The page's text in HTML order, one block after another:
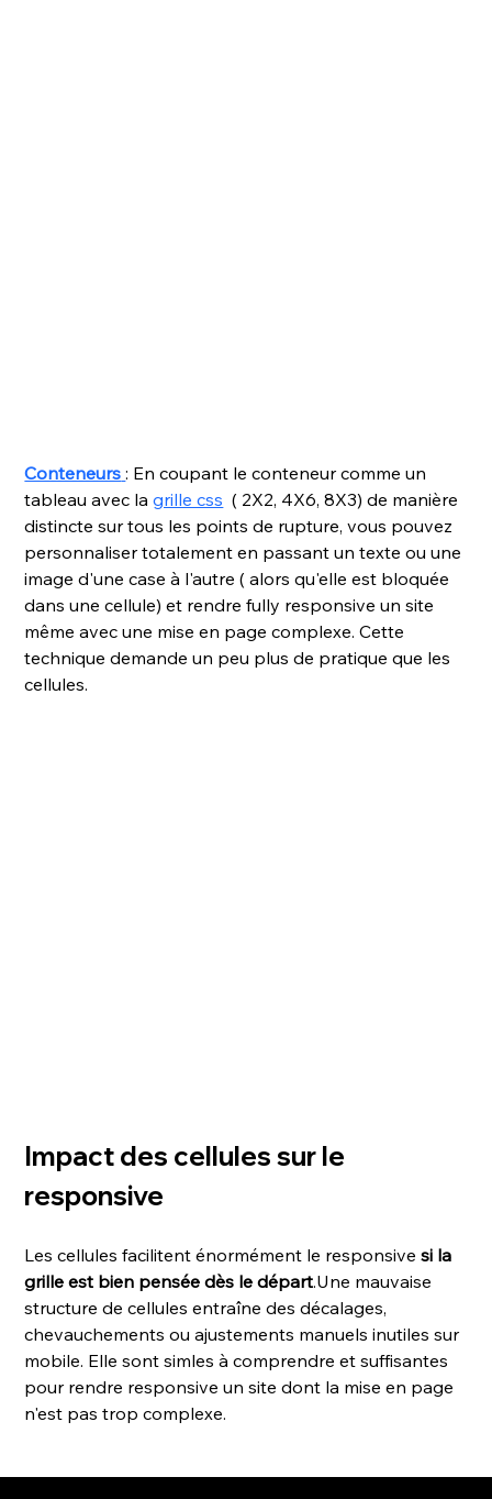
Conteneurs : En coupant le conteneur comme un
tableau avec la grille css
  ( 2X2, 4X6, 8X3) de manière
distincte sur tous les points de rupture, vous pouvez
personnaliser totalement en passant un texte ou une
image d'une case à l'autre ( alors qu'elle est bloquée
dans une cellule) et rendre fully responsive un site
même avec une mise en page complexe. Cette
technique demande un peu plus de pratique que les
cellules.
Impact des cellules sur le
responsive
Les cellules facilitent énormément le responsive si la
grille est bien pensée dès le départ.Une mauvaise
structure de cellules entraîne des décalages,
chevauchements ou ajustements manuels inutiles sur
mobile. Elle sont simles à comprendre et suffisantes
pour rendre responsive un site dont la mise en page
n'est pas trop complexe.